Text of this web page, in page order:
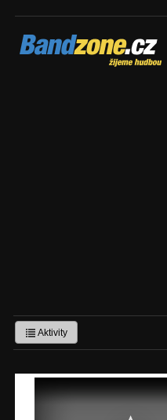
Bandzone.cz
žijeme hudbou
Aktivity